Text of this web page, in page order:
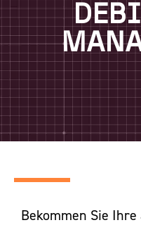
Bekommen Sie